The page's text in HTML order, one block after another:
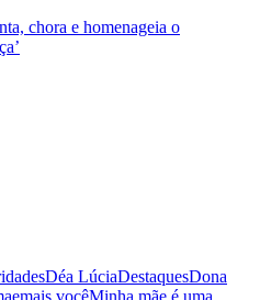
chora e homenageia o
Déa LúciaDestaquesDona
mais vocêMinha mãe é uma